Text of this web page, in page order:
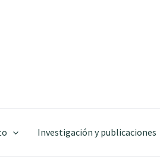
Investigación y publicaciones